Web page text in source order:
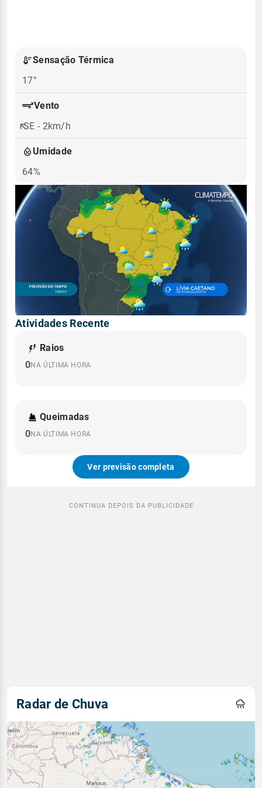
Sensação Térmica
17°
Vento
SE - 2km/h
Umidade
64%
Atividades Recente
Raios
0NA ÚLTIMA HORA
Queimadas
0NA ÚLTIMA HORA
Ver previsão completa
Radar de Chuva